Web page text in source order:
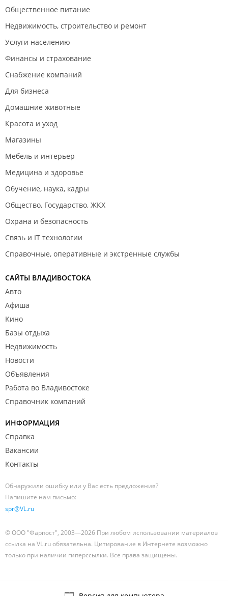
Общественное питание
Недвижимость, строительство и ремонт
Услуги населению
Финансы и страхование
Снабжение компаний
Для бизнеса
Домашние животные
Красота и уход
Магазины
Мебель и интерьер
Медицина и здоровье
Обучение, наука, кадры
Общество, Государство, ЖКХ
Охрана и безопасность
Связь и IT технологии
Справочные, оперативные и экстренные службы
САЙТЫ ВЛАДИВОСТОКА
Авто
Афиша
Кино
Базы отдыха
Недвижимость
Новости
Объявления
Работа во Владивостоке
Справочник компаний
ИНФОРМАЦИЯ
Справка
Вакансии
Контакты
Обнаружили ошибку или у Вас есть предложения?
Напишите нам письмо:
spr@VL.ru
© ООО "Фарпост", 2003—2026 При любом использовании материалов
ссылка на VL.ru обязательна. Цитирование в Интернете возможно
только при наличии гиперссылки. Все права защищены.